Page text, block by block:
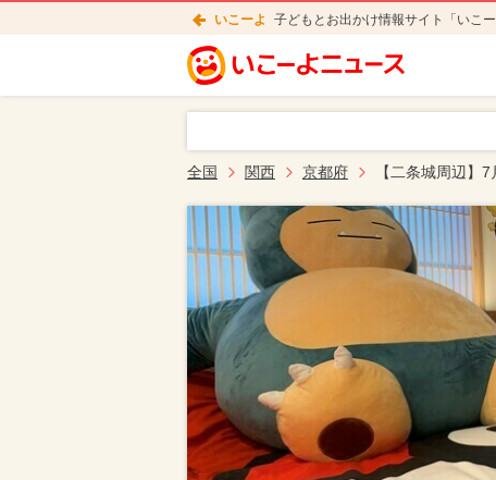
いこーよ 子どもとお出かけ情報サイト「いこ
全国 関西 京都府 【二条城周辺】